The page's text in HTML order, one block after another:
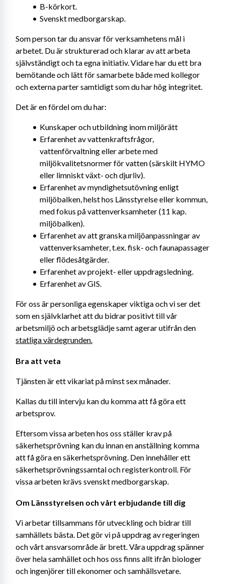
B-körkort.
Svenskt medborgarskap.
Som person tar du ansvar för verksamhetens mål i
arbetet. Du är strukturerad och klarar av att arbeta
självständigt och ta egna initiativ. Vidare har du ett bra
bemötande och lätt för samarbete både med kollegor
och externa parter samtidigt som du har hög integritet.
Det är en fördel om du har:
Kunskaper och utbildning inom miljörätt
Erfarenhet av vattenkraftsfrågor,
vattenförvaltning eller arbete med
miljökvalitetsnormer för vatten (särskilt HYMO
eller limniskt växt- och djurliv).
Erfarenhet av myndighetsutövning enligt
miljöbalken, helst hos Länsstyrelse eller kommun,
med fokus på vattenverksamheter (11 kap.
miljöbalken).
Erfarenhet av att granska miljöanpassningar av
vattenverksamheter, t.ex. fisk- och faunapassager
eller flödesåtgärder.
Erfarenhet av projekt- eller uppdragsledning.
Erfarenhet av GIS.
För oss är personliga egenskaper viktiga och vi ser det
som en självklarhet att du bidrar positivt till vår
statliga värdegrunden.
Bra att veta
Tjänsten är ett vikariat på minst sex månader.
Kallas du till intervju kan du komma att få göra ett
arbetsprov.
Eftersom vissa arbeten hos oss ställer krav på
säkerhetsprövning kan du innan en anställning komma
att få göra en säkerhetsprövning. Den innehåller ett
säkerhetsprövningssamtal och registerkontroll. För
vissa arbeten krävs svenskt medborgarskap.
Om Länsstyrelsen och vårt erbjudande till dig
Vi arbetar tillsammans för utveckling och bidrar till
samhällets bästa. Det gör vi på uppdrag av regeringen
och vårt ansvarsområde är brett. Våra uppdrag spänner
över hela samhället och hos oss finns allt ifrån biologer
och ingenjörer till ekonomer och samhällsvetare.